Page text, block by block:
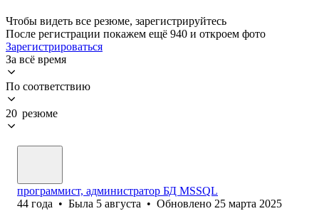
Чтобы видеть все резюме, зарегистрируйтесь
После регистрации покажем ещё 940 и откроем фото
Зарегистрироваться
За всё время
По соответствию
20 резюме
программист, администратор БД MSSQL
44 года • Была 5 августа • Обновлено 25 марта 2025